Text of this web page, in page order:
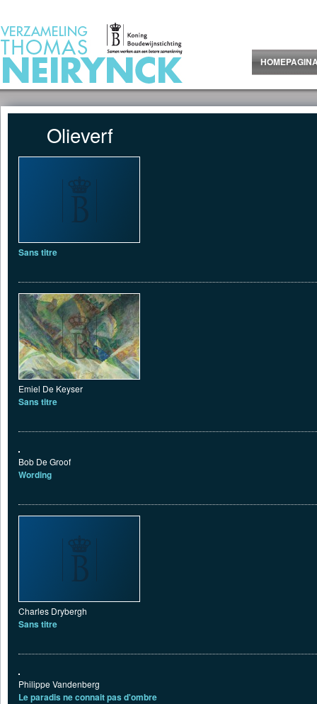
Olieverf
Sans titre
Emiel De Keyser
Sans titre
Bob De Groof
Wording
Charles Drybergh
Sans titre
Philippe Vandenberg
Le paradis ne connait pas d'ombre